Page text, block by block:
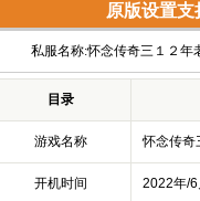
原版设置
私服名称:怀念传奇三１２年
目录
游戏名称 怀念传奇
开机时间 2022年/